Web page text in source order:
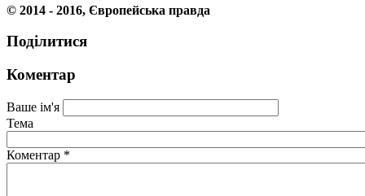
© 2014 - 2016, Європейська правда
Поділитися
Коментар
Ваше ім'я
Тема
Коментар *